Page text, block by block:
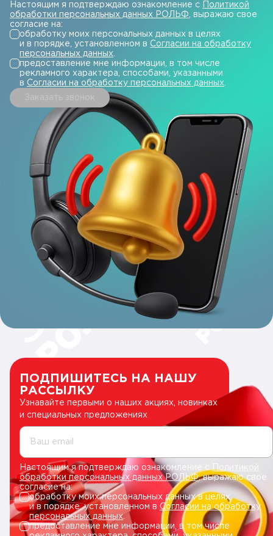
Настоящим я подтверждаю ознакомление с
Политикой
обработки персональных данных РОЛЬФ , выражаю свое
согласие на:
обработку моих персональных данных в целях
и в порядке, установленном в Согласии на обработку
персональных данных
предоставление мне информации, в том числе
рекламного характера, способами, указанными
в Согласии на обработку персональных данных
Заказать звонок
ПОДПИШИТЕСЬ НА НАШУ
РАССЫЛКУ
Узнавайте первыми о наших акциях, новинках
и специальных предложениях
Ваш email
Настоящим я подтверждаю ознакомление сПолитикой
обработки персональных данных РОЛЬФ, выражаю свое
согласие на:
обработку моих персональных данных в целях
и в порядке, установленном в Согласии на обработку
персональных данных.
предоставление мне информации, в том числе